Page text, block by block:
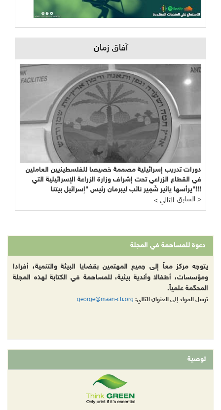
آفاق زمان
دورات تدريب إسرائيلية مصممة خصيصا للفلسطينيين العاملين
في القطاع الزراعي تحت إشراف وزارة الزراعة الإسرائيلية التي
يرأسها يائير شَمِير نائب ليبرمان رئيس "إسرائيل بيتنا"!!!
< التالي
السابق >
دعوة للمساهمة في المجلة
يتوجه مركز معاً إلى جميع المهتمين بقضايا البيئة والتنمية، أفرادا
ومؤسسات، أطفالا وأندية بيئية، للمساهمة في الكتابة لهذه المجلة
المحكّمة علمياً.
ترسل المواد إلى العنوان التالي: george@maan-ctr.org
توصية